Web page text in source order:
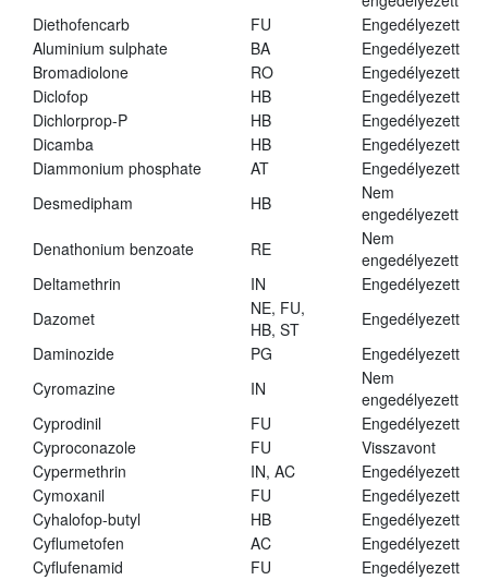
Diethofencarb
FU
Engedélyezett
Aluminium sulphate
BA
Engedélyezett
Bromadiolone
RO
Engedélyezett
Diclofop
HB
Engedélyezett
Dichlorprop-P
HB
Engedélyezett
Dicamba
HB
Engedélyezett
Diammonium phosphate
AT
Engedélyezett
Desmedipham
HB
Nem
engedélyezett
Denathonium benzoate
RE
Nem
engedélyezett
Deltamethrin
IN
Engedélyezett
Dazomet
NE, FU,
HB, ST
Engedélyezett
Daminozide
PG
Engedélyezett
Cyromazine
IN
Nem
engedélyezett
Cyprodinil
FU
Engedélyezett
Cyproconazole
FU
Visszavont
Cypermethrin
IN, AC
Engedélyezett
Cymoxanil
FU
Engedélyezett
Cyhalofop-butyl
HB
Engedélyezett
Cyflumetofen
AC
Engedélyezett
Cyflufenamid
FU Engedélyezett